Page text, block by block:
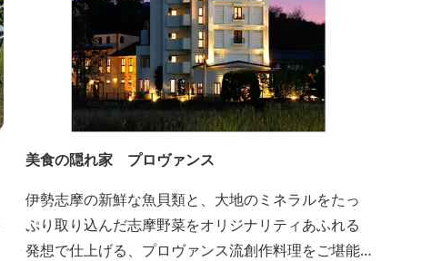
美食の隠れ家 プロヴァンス
伊勢志摩の新鮮な魚貝類と、大地のミネラルをたっ
ぷり取り込んだ志摩野菜をオリジナリティあふれる
発想で仕上げる、プロヴァンス流創作料理をご堪能